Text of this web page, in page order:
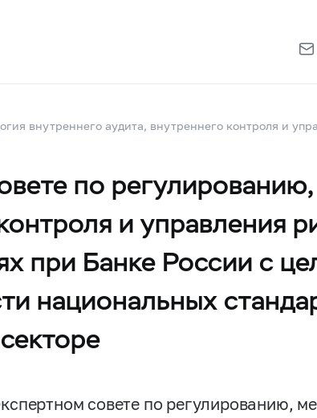
внутреннего аудита, внутреннего контроля и
по
и управления
при Банке России с
национальных
совете по регулированию,